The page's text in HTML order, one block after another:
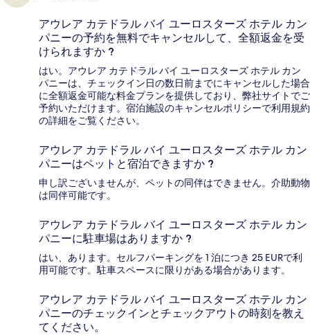
アウレア カテドラル バイ ユーロスターズ ホテル カン
パニーの予約を無料でキャンセルして、全額返金を受
けられますか ?
はい。アウレア カテドラル バイ ユーロスターズ ホテル カン
パニーは、チェックイン日の数日前までにキャンセルした場合
に全額返金可能な料金プランを提供しており、弊社サイトでご
予約いただけます。宿泊施設のキャンセルポリシーで利用規約
の詳細をご覧ください。
アウレア カテドラル バイ ユーロスターズ ホテル カン
パニーはペットと宿泊できますか ?
申し訳ございませんが、ペットの同伴はできません。介助動物
は同伴可能です。
アウレア カテドラル バイ ユーロスターズ ホテル カン
パニーに駐車場はありますか ?
はい、あります。セルフパーキングを 1 泊につき 25 EURで利
用可能です。駐車スペースに限りがある場合があります。
アウレア カテドラル バイ ユーロスターズ ホテル カン
パニーのチェックインとチェックアウトの時刻を教え
てください。